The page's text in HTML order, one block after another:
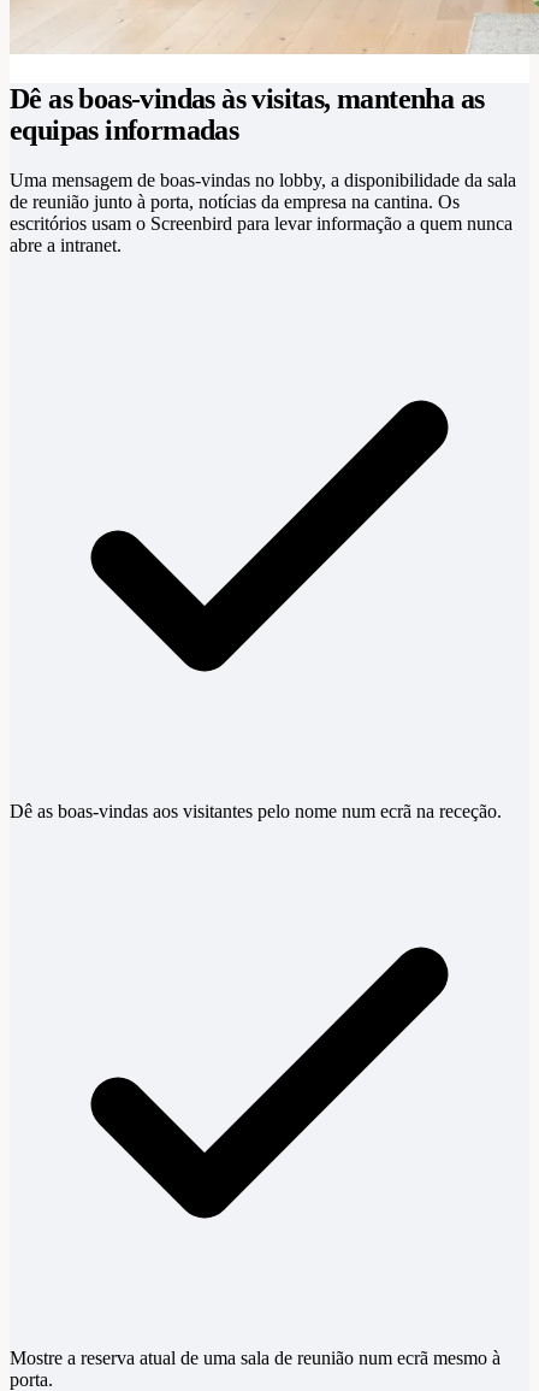
Dê as boas-vindas às visitas, mantenha as
equipas informadas
Uma mensagem de boas-vindas no lobby, a disponibilidade da sala
de reunião junto à porta, notícias da empresa na cantina. Os
escritórios usam o Screenbird para levar informação a quem nunca
abre a intranet.
Dê as boas-vindas aos visitantes pelo nome num ecrã na receção.
Mostre a reserva atual de uma sala de reunião num ecrã mesmo à
porta.